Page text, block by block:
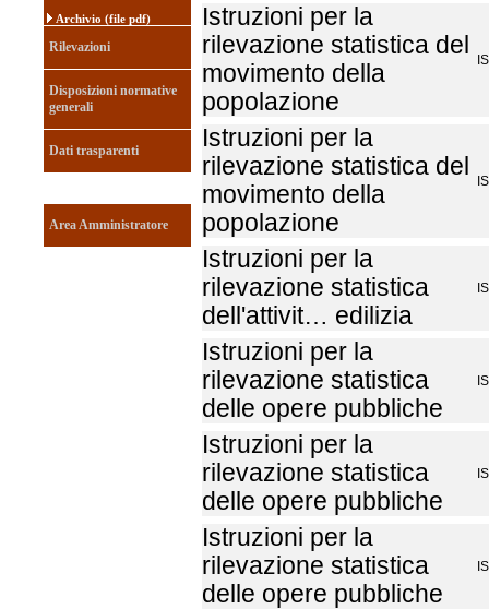
Archivio (file pdf)
Rilevazioni
Disposizioni normative
generali
Dati trasparenti
Area Amministratore
Istruzioni per la
rilevazione statistica del
movimento della
popolazione
Istruzioni per la
rilevazione statistica del
movimento della
popolazione
Istruzioni per la
rilevazione statistica
dell'attivit… edilizia
Istruzioni per la
rilevazione statistica
delle opere pubbliche
Istruzioni per la
rilevazione statistica
delle opere pubbliche
Istruzioni per la
rilevazione statistica
delle opere pubbliche